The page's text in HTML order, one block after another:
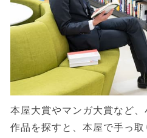
本屋大賞やマンガ大賞など
作品を探すと、本屋で手っ